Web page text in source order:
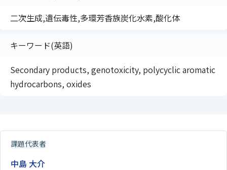
二次生成,遺伝毒性,多環芳香族炭化水素,酸化体
キーワード(英語)
Secondary products, genotoxicity, polycyclic aromatic
hydrocarbons, oxides
課題代表者
中島 大介